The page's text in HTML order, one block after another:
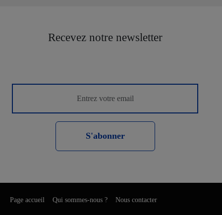
Recevez notre newsletter
S'abonner
Page accueil Qui sommes-nous ? Nous contacter